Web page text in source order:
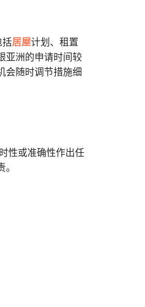
括居屋计划、租置
亚洲的申请时间较
会随时调节措施细
性或准确性作出任